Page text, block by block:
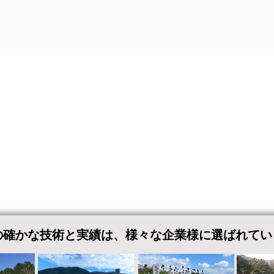
確かな技術と実績は、様々な企業様に選ばれて